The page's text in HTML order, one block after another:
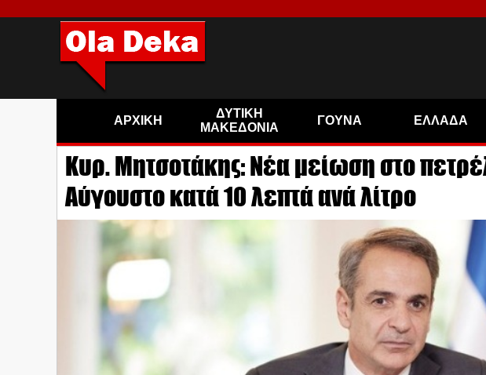
ΑΡΧΙΚΗ
ΔΥΤΙΚΗ
ΜΑΚΕΔΟΝΙΑ
ΓΟΥΝΑ ΕΛΛΑΔΑ
Κυρ. Μητσοτάκης: Νέα μείωση στο
Αύγουστο κατά 10 λεπτά ανά λίτρο